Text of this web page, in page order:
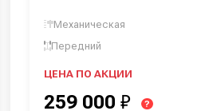
Механическая
Передний
ЦЕНА ПО АКЦИИ
259 000 ₽ ?